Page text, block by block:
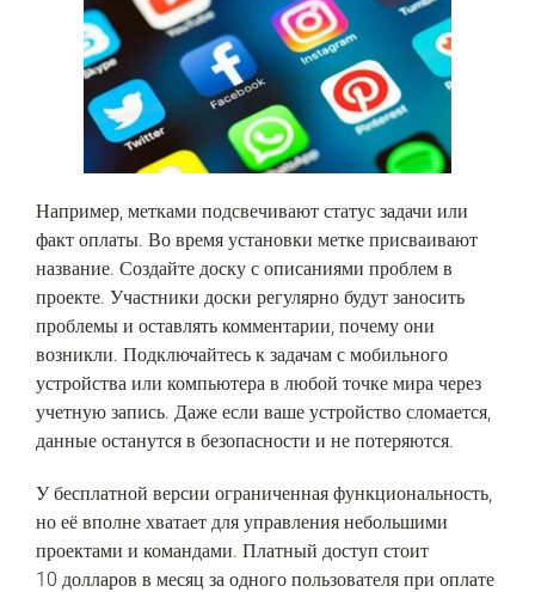
Например, метками подсвечивают статус задачи или
факт оплаты. Во время установки метке присваивают
название. Создайте доску с описаниями проблем в
проекте. Участники доски регулярно будут заносить
проблемы и оставлять комментарии, почему они
возникли. Подключайтесь к задачам с мобильного
устройства или компьютера в любой точке мира через
учетную запись. Даже если ваше устройство сломается,
данные останутся в безопасности и не потеряются.
У бесплатной версии ограниченная функциональность,
но её вполне хватает для управления небольшими
проектами и командами. Платный доступ стоит
10 долларов в месяц за одного пользователя при оплате